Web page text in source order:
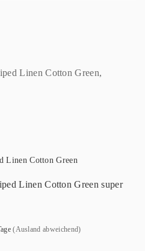
Linen Cotton Green
Linen Cotton Green super
(Ausland abweichend)